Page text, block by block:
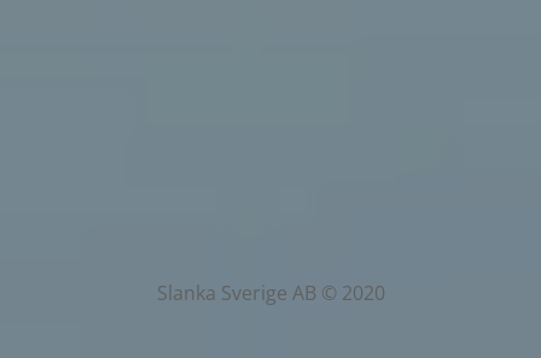
Slanka Sverige AB © 2020